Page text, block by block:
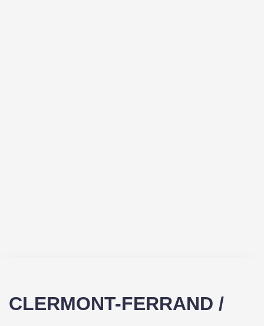
CLERMONT-FERRAND /